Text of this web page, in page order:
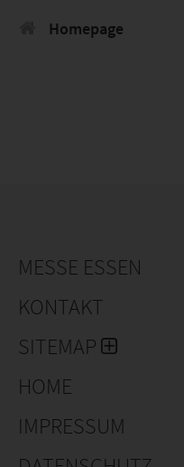
Homepage
MESSE ESSEN
KONTAKT
SITEMAP
HOME
IMPRESSUM